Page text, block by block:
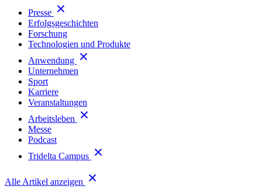
Presse
Erfolgsgeschichten
Forschung
Technologien und Produkte
Anwendung
Unternehmen
Sport
Karriere
Veranstaltungen
Arbeitsleben
Messe
Podcast
Tridelta Campus
Alle Artikel anzeigen